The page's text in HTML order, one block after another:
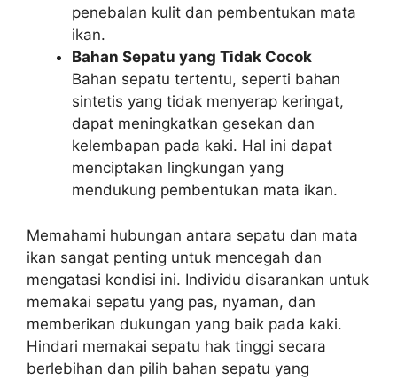
penebalan kulit dan pembentukan mata
ikan.
Bahan Sepatu yang Tidak Cocok
Bahan sepatu tertentu, seperti bahan
sintetis yang tidak menyerap keringat,
dapat meningkatkan gesekan dan
kelembapan pada kaki. Hal ini dapat
menciptakan lingkungan yang
mendukung pembentukan mata ikan.
Memahami hubungan antara sepatu dan mata
ikan sangat penting untuk mencegah dan
mengatasi kondisi ini. Individu disarankan untuk
memakai sepatu yang pas, nyaman, dan
memberikan dukungan yang baik pada kaki.
Hindari memakai sepatu hak tinggi secara
berlebihan dan pilih bahan sepatu yang